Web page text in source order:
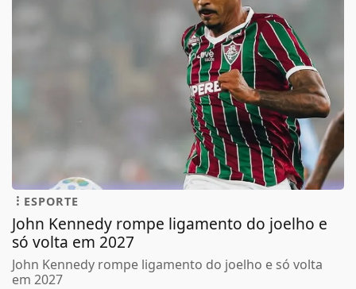
ESPORTE
John Kennedy rompe ligamento do joelho e
só volta em 2027
John Kennedy rompe ligamento do joelho e só volta
em 2027